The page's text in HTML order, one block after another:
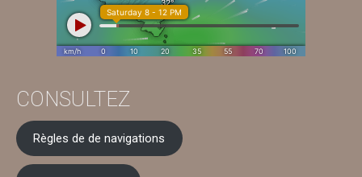
CONSULTEZ
Règles de de navigations